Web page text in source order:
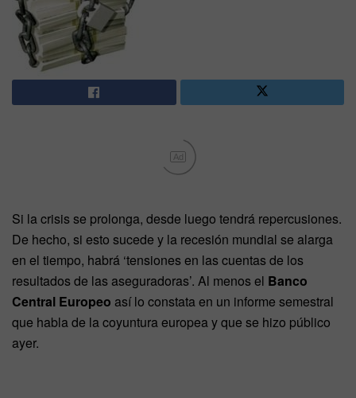
Ad
Si la crisis se prolonga, desde luego tendrá repercusiones.
De hecho, si esto sucede y la recesión mundial se alarga
en el tiempo, habrá ‘tensiones en las cuentas de los
resultados de las aseguradoras’. Al menos el Banco
Central Europeo así lo constata en un informe semestral
que habla de la coyuntura europea y que se hizo público
ayer.